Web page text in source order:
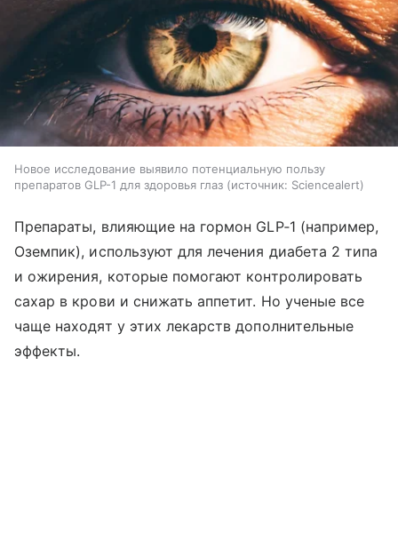
Новое исследование выявило потенциальную пользу
препаратов GLP-1 для здоровья глаз
источник: Sciencealert
Препараты, влияющие на гормон GLP‑1 (например,
Оземпик), используют для лечения диабета 2 типа
и ожирения, которые помогают контролировать
сахар в крови и снижать аппетит. Но ученые все
чаще находят у этих лекарств дополнительные
эффекты.